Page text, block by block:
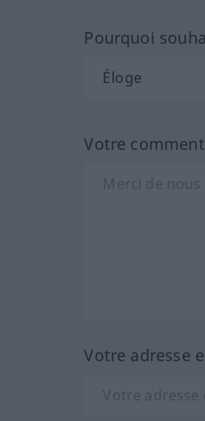
Pourquoi
Votre
Votre adresse